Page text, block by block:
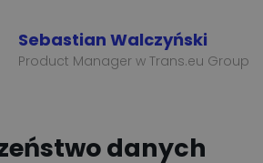
Sebastian Walczyński
Product Manager w Trans.eu Group
danych